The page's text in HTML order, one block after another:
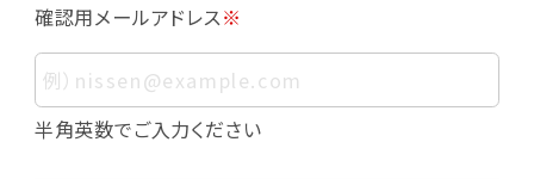
下の通りであり、これらの目的達成の範囲を超
えてお客様の個人情報を利用することはありま
せん。
・会員登録者の個人認証
・会員ポイントプログラムの運営
確認用メールアドレス※
半角英数でご入力ください